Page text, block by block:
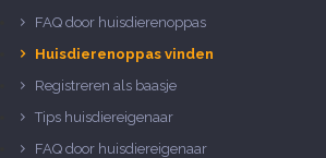
FAQ door huisdierenoppas
Huisdierenoppas vinden
Registreren als baasje
Tips huisdiereigenaar
FAQ door huisdiereigenaar